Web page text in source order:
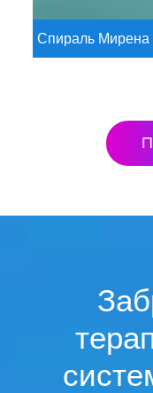
Спираль Мирена